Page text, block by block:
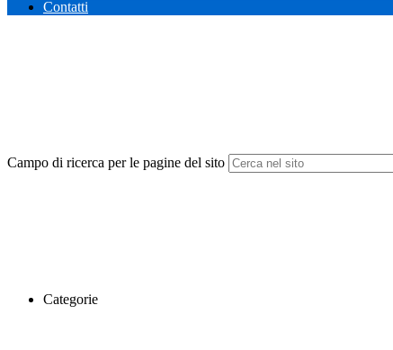
Contatti
Campo di ricerca per le pagine del sito
Categorie